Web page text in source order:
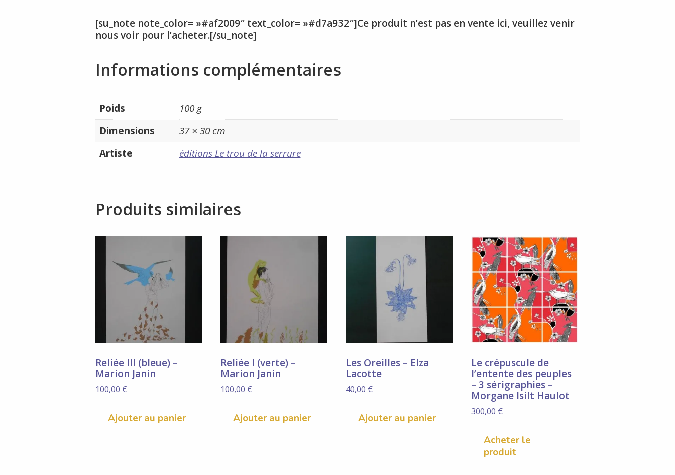
[su_note note_color= »#af2009″ text_color= »#d7a932″]Ce produit n’est pas en vente ici, veuillez venir
nous voir pour l’acheter.[/su_note]
Informations complémentaires
Poids
100 g
Dimensions
37 × 30 cm
Artiste
éditions Le trou de la serrure
Produits similaires
Reliée III (bleue) –
Marion Janin
100,00 €
Ajouter au panier
Reliée I (verte) –
Marion Janin
100,00 €
Ajouter au panier
Les Oreilles – Elza
Lacotte
40,00 €
Ajouter au panier
Le crépuscule de
l’entente des peuples
– 3 sérigraphies –
Morgane Isilt Haulot
300,00 €
Acheter le
produit